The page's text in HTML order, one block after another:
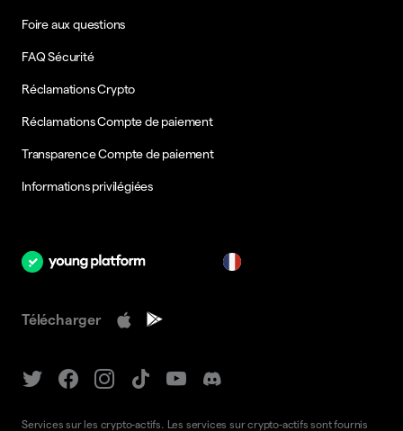
Foire aux questions
FAQ Sécurité
Réclamations Crypto
Réclamations Compte de paiement
Transparence Compte de paiement
Informations privilégiées
Télécharger
Services sur les crypto-actifs. Les services sur crypto-actifs sont fournis